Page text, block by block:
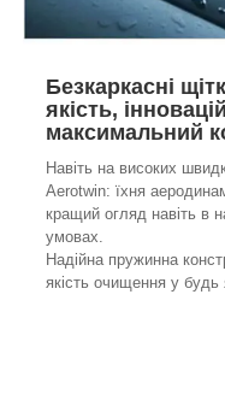
Безкаркасні
якість,
максимальний
Навіть на високих
Aerotwin: їхня
кращий огляд навіть в
умовах.
Надійна пружинна
якість очищення у будь